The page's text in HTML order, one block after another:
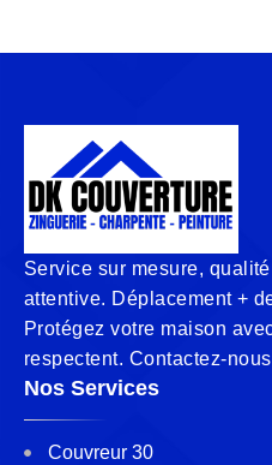
Service sur mesure,
attentive. Déplacement +
Protégez votre maison
respectent. Contactez-
Nos Services
Couvreur 30